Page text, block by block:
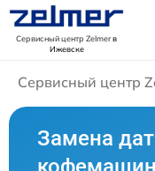
Сервисный центр Zelmerв
Ижевске
Сервисный центр
Замена